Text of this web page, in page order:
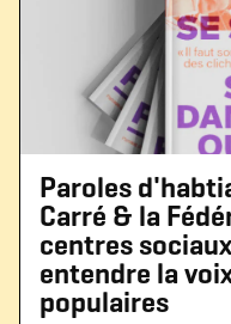
Paroles
Carré & la
centres
entendre la
populaires